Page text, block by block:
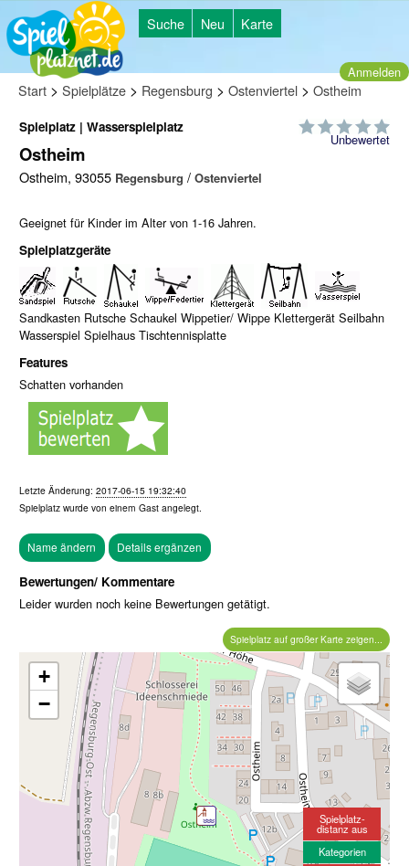
Suche Neu Karte
Anmelden
Start > Spielplätze > Regensburg > Ostenviertel > Ostheim
Unbewertet
Spielplatz | Wasserspielplatz
Ostheim
Ostheim, 93055 Regensburg / Ostenviertel
Geeignet für Kinder im Alter von 1-16 Jahren.
Spielplatzgeräte
Sandkasten Rutsche Schaukel Wippetier/ Wippe Klettergerät Seilbahn
Wasserspiel Spielhaus Tischtennisplatte
Features
Schatten vorhanden
Letzte Änderung: 2017-06-15 19:32:40
Spielplatz wurde von einem Gast angelegt.
Bewertungen/ Kommentare
Leider wurden noch keine Bewertungen getätigt.
Spielplatz auf großer Karte zeigen...
+
−
Spielplatz-
distanz aus
Kategorien